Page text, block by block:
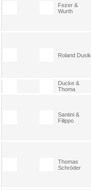
Fezer &
Wurth
Roland Dusik
Ducke &
Thoma
Santini &
Filippo
Thomas
Schröder